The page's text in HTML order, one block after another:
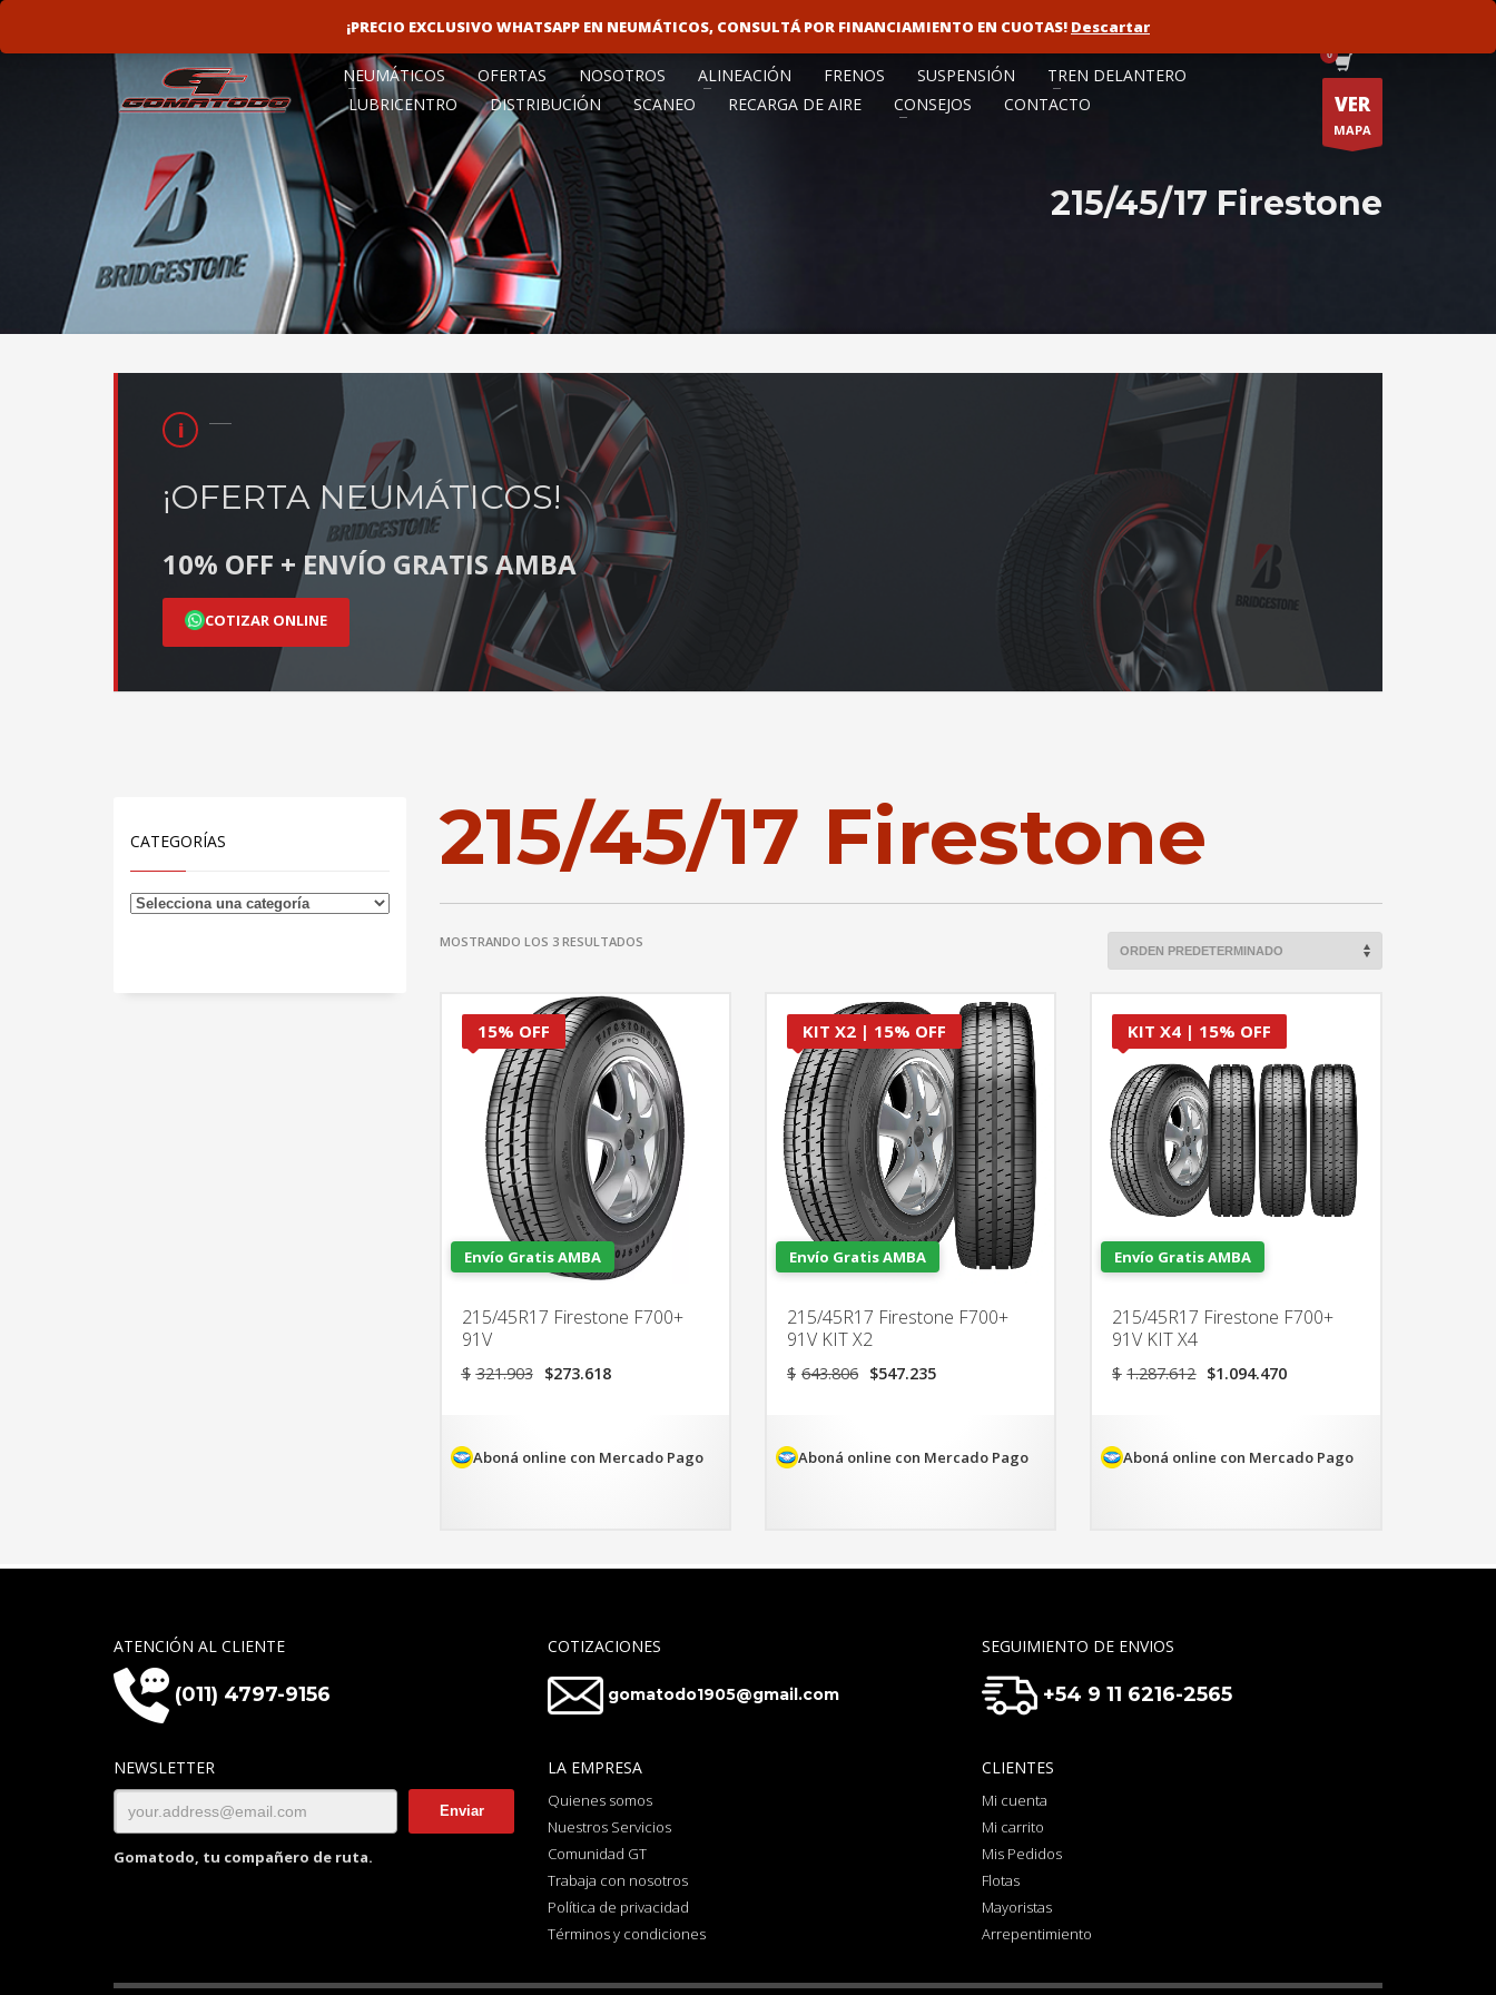
LINEAS ROTATIVAS:4797-9156 VENTA MAYORISTA FLOTAS
NEUMÁTICOS OFERTAS NOSOTROS ALINEACIÓN FRENOS SUSPENSIÓN
TREN DELANTERO
LUBRICENTRO
DISTRIBUCIÓN SCANEO RECARGA DE AIRE CONSEJOS CONTACTO VER
MAPA
215/45/17 Firestone
¡OFERTA NEUMÁTICOS!
10% OFF + ENVÍO GRATIS AMBA
COTIZAR ONLINE
215/45/17 Firestone
MOSTRANDO LOS 3 RESULTADOS
15% OFF
Envío Gratis AMBA
215/45R17 Firestone F700+
91V
$ 321.903 El
$321.903.
$273.618El
$273.618.
Aboná online con Mercado Pago
KIT X2 | 15% OFF
Envío Gratis AMBA
215/45R17 Firestone F700+
91V KIT X2
$ 643.806 El
$643.806.
$547.235El
$547.235.
Aboná online con Mercado Pago
KIT X4 | 15% OFF
Envío Gratis AMBA
215/45R17 Firestone F700+
91V KIT X4
$ 1.287.612 El
$1.287.612.
$1.094.470El
$1.094.470.
Aboná online con Mercado Pago
CATEGORÍAS
ATENCIÓN AL CLIENTE
(011) 4797-9156
COTIZACIONES
gomatodo1905@gmail.com
SEGUIMIENTO DE ENVIOS
+54 9 11 6216-2565
NEWSLETTER
Gomatodo, tu compañero de ruta.
LA EMPRESA
Quienes somos
Nuestros Servicios
Comunidad GT
Trabaja con nosotros
Política de privacidad
Términos y condiciones
CLIENTES
Mi cuenta
Mi carrito
Mis Pedidos
Flotas
Mayoristas
Arrepentimiento
¡PRECIO EXCLUSIVO WHATSAPP EN NEUMÁTICOS, CONSULTÁ POR FINANCIAMIENTO EN CUOTAS! Descartar